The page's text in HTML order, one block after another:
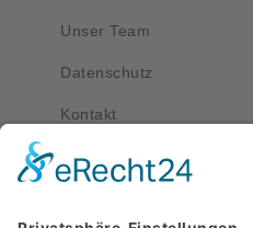
Unser Team
Datenschutz
Kontakt
Kontakt